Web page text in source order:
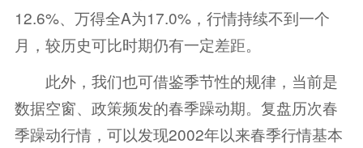
12.6%、万得全A为17.0%，行情持续不到一个
月，较历史可比时期仍有一定差距。
此外，我们也可借鉴季节性的规律，当前是
数据空窗、政策频发的春季躁动期。复盘历次春
季躁动行情，可以发现2002年以来春季行情基本